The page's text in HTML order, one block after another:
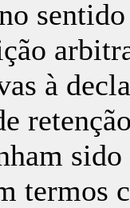
à
termos